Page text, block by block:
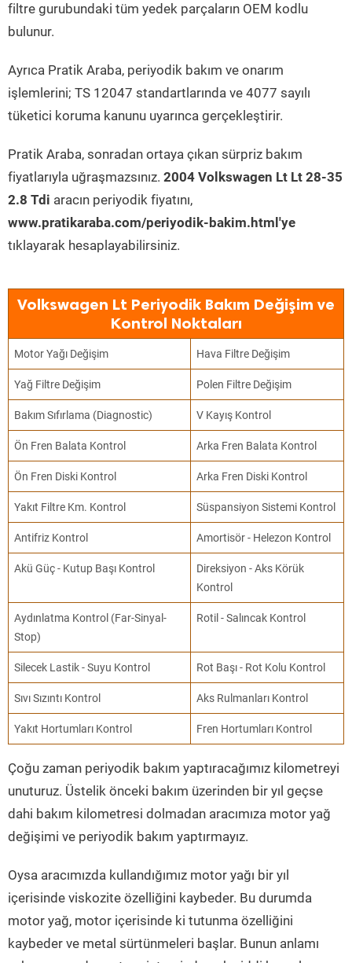
filtre gurubundaki tüm yedek parçaların OEM kodlu
bulunur.
Ayrıca Pratik Araba, periyodik bakım ve onarım
işlemlerini; TS 12047 standartlarında ve 4077 sayılı
tüketici koruma kanunu uyarınca gerçekleştirir.
Pratik Araba, sonradan ortaya çıkan sürpriz bakım
fiyatlarıyla uğraşmazsınız. 2004 Volkswagen Lt Lt 28-35
2.8 Tdi aracın periyodik fiyatını,
www.pratikaraba.com/periyodik-bakim.html'ye
tıklayarak hesaplayabilirsiniz.
Volkswagen Lt Periyodik Bakım Değişim ve
Kontrol Noktaları
Motor Yağı Değişim Hava Filtre Değişim
Yağ Filtre Değişim Polen Filtre Değişim
Bakım Sıfırlama (Diagnostic) V Kayış Kontrol
Ön Fren Balata Kontrol Arka Fren Balata Kontrol
Ön Fren Diski Kontrol Arka Fren Diski Kontrol
Yakıt Filtre Km. Kontrol Süspansiyon Sistemi Kontrol
Antifriz Kontrol Amortisör - Helezon Kontrol
Akü Güç - Kutup Başı Kontrol
Direksiyon - Aks Körük
Kontrol
Aydınlatma Kontrol (Far-Sinyal-
Stop)
Rotil - Salıncak Kontrol
Silecek Lastik - Suyu Kontrol Rot Başı - Rot Kolu Kontrol
Sıvı Sızıntı Kontrol Aks Rulmanları Kontrol
Yakıt Hortumları Kontrol Fren Hortumları Kontrol
Çoğu zaman periyodik bakım yaptıracağımız kilometreyi
unuturuz. Üstelik önceki bakım üzerinden bir yıl geçse
dahi bakım kilometresi dolmadan aracımıza motor yağ
değişimi ve periyodik bakım yaptırmayız.
Oysa aracımızda kullandığımız motor yağı bir yıl
içerisinde viskozite özelliğini kaybeder. Bu durumda
motor yağ, motor içerisinde ki tutunma özelliğini
kaybeder ve metal sürtünmeleri başlar. Bunun anlamı